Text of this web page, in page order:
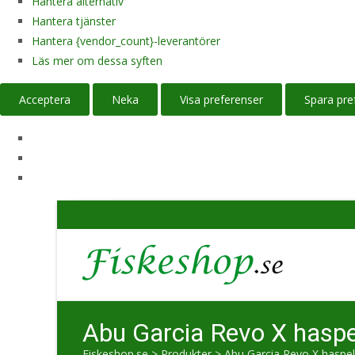
Hantera tjänster
Hantera {vendor_count}-leverantörer
Läs mer om dessa syften
Acceptera Neka Visa preferenser Spara
Abu Garcia Revo X